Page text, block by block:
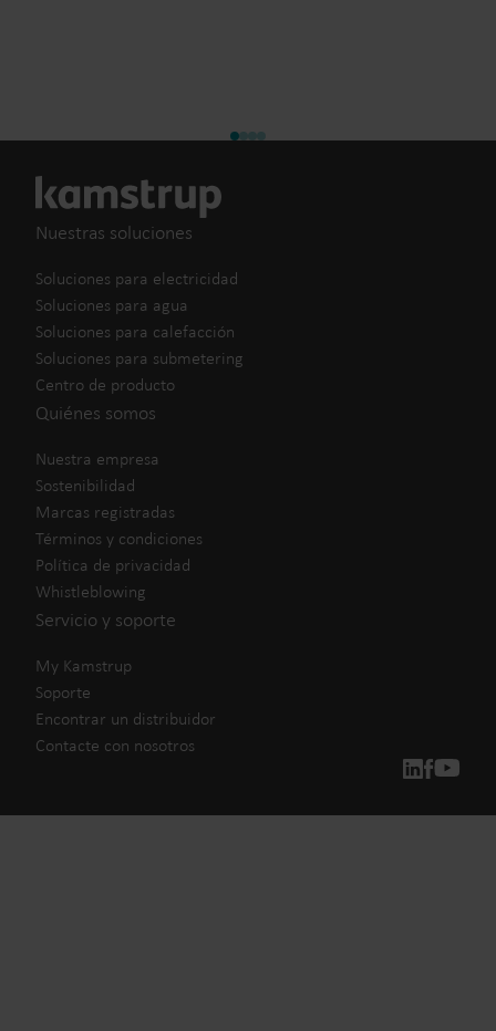
Nuestras soluciones
Soluciones para electricidad
Soluciones para agua
Soluciones para calefacción
Soluciones para submetering
Centro de producto
Quiénes somos
Nuestra empresa
Sostenibilidad
Marcas registradas
Términos y condiciones
Política de privacidad
Whistleblowing
Servicio y soporte
My Kamstrup
Soporte
Encontrar un distribuidor
Contacte con nosotros